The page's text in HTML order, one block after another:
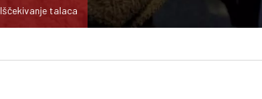
Iščekivanje talaca